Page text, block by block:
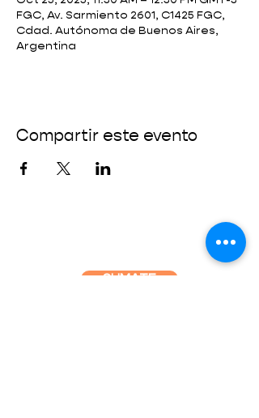
FGC, Av. Sarmiento 2601, C1425 FGC,
Cdad. Autónoma de Buenos Aires,
Argentina
Compartir este evento
SUMATE